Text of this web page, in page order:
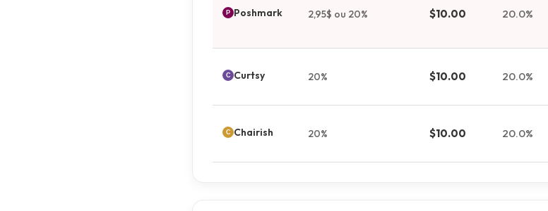
Poshmark 2,95$ ou 20% $10.00 20.0%
Curtsy 20% $10.00 20.0%
Chairish 20% $10.00 20.0%